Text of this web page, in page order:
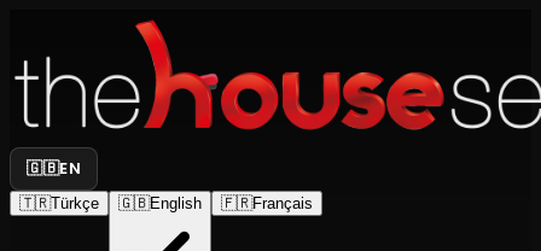
🇬🇧EN
🇹🇷Türkçe 🇬🇧English 🇫🇷Français